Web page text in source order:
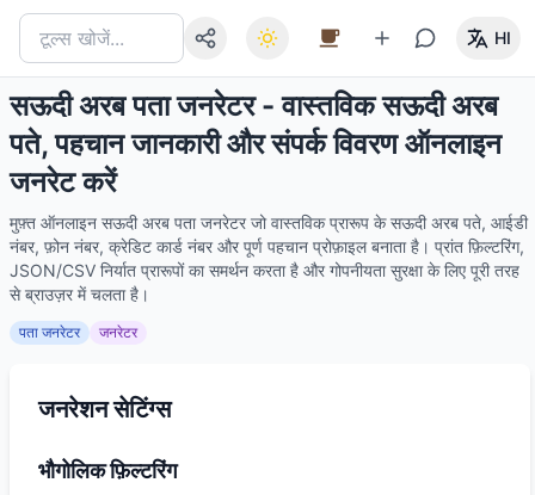
HI
सऊदी अरब पता जनरेटर - वास्तविक सऊदी अरब
पते, पहचान जानकारी और संपर्क विवरण ऑनलाइन
जनरेट करें
मुफ़्त ऑनलाइन सऊदी अरब पता जनरेटर जो वास्तविक प्रारूप के सऊदी अरब पते, आईडी
नंबर, फ़ोन नंबर, क्रेडिट कार्ड नंबर और पूर्ण पहचान प्रोफ़ाइल बनाता है। प्रांत फ़िल्टरिंग,
JSON/CSV निर्यात प्रारूपों का समर्थन करता है और गोपनीयता सुरक्षा के लिए पूरी तरह
से ब्राउज़र में चलता है।
पता जनरेटर जनरेटर
जनरेशन सेटिंग्स
भौगोलिक फ़िल्टरिंग